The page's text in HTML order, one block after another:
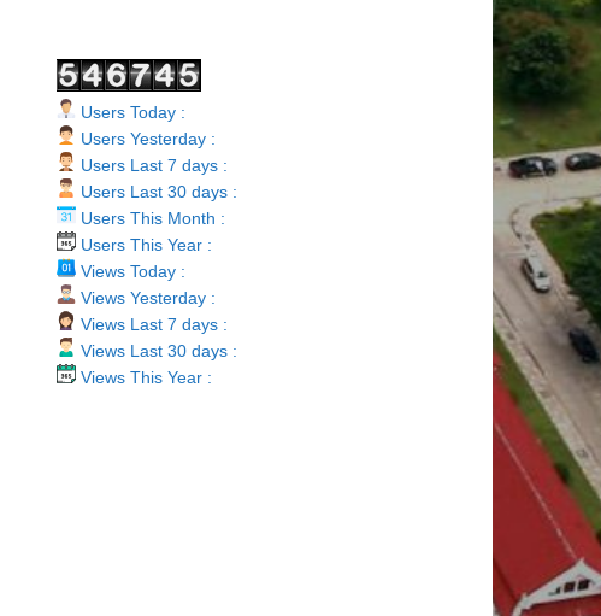
Users Today :
Users Yesterday :
Users Last 7 days :
Users Last 30 days :
Users This Month :
Users This Year :
Views Today :
Views Yesterday :
Views Last 7 days :
Views Last 30 days :
Views This Year :